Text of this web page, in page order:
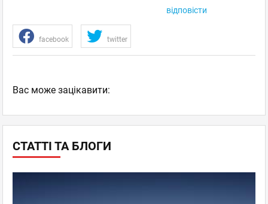
СТАТТІ ТА БЛОГИ
відповісти
facebook twitter
Вас може зацікавити: